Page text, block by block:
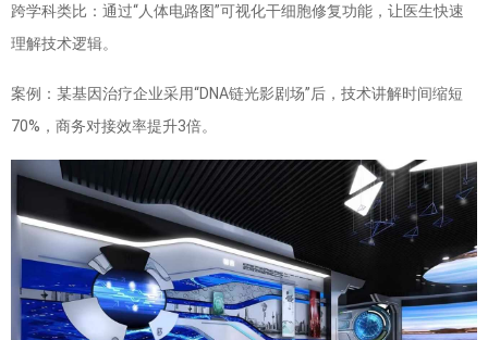
跨学科类比：通过“人体电路图”可视化干细胞修复功能，让医生快速
理解技术逻辑。
案例：某基因治疗企业采用“DNA链光影剧场”后，技术讲解时间缩短
70%，商务对接效率提升3倍。